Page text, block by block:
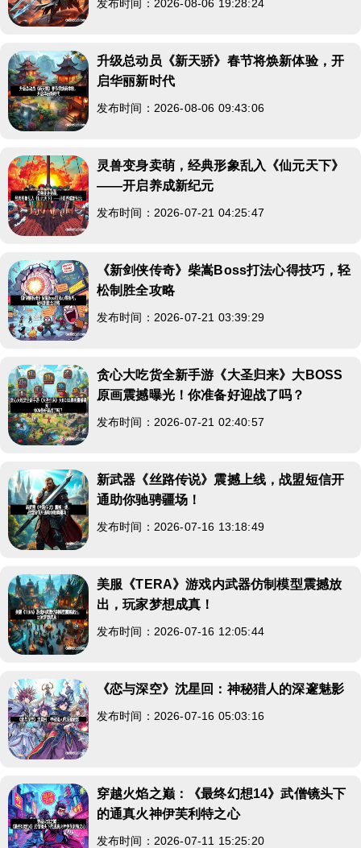
发布时间：2026-08-06 19:28:24
升级总动员《新天骄》春节将焕新体验，开
启华丽新时代
发布时间：2026-08-06 09:43:06
灵兽变身卖萌，经典形象乱入《仙元天下》
——开启养成新纪元
发布时间：2026-07-21 04:25:47
《新剑侠传奇》柴嵩Boss打法心得技巧，轻
松制胜全攻略
发布时间：2026-07-21 03:39:29
贪心大吃货全新手游《大圣归来》大BOSS
原画震撼曝光！你准备好迎战了吗？
发布时间：2026-07-21 02:40:57
新武器《丝路传说》震撼上线，战盟短信开
通助你驰骋疆场！
发布时间：2026-07-16 13:18:49
美服《TERA》游戏内武器仿制模型震撼放
出，玩家梦想成真！
发布时间：2026-07-16 12:05:44
《恋与深空》沈星回：神秘猎人的深邃魅影
发布时间：2026-07-16 05:03:16
穿越火焰之巅：《最终幻想14》武僧镜头下
的通真火神伊芙利特之心
发布时间：2026-07-11 15:25:20